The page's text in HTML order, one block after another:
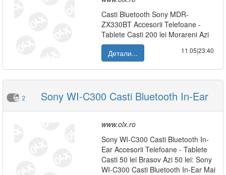
Casti Bluetooth Sony MDR-
ZX330BT Accesorii Telefoane -
Tablete Casti 200 lei Morareni Azi
Детали...
11.05|23:40
2 Sony WI-C300 Casti Bluetooth In-Ear
www.olx.ro
Sony WI-C300 Casti Bluetooth In-
Ear Accesorii Telefoane - Tablete
Casti 50 lei Brasov Azi 50 lei: Sony
WI-C300 Casti Bluetooth In-Ear Mai